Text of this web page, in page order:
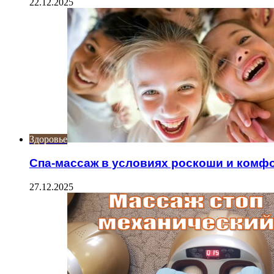
22.12.2025
Здоровье
Спа-массаж в условиях роскоши и
27.12.2025